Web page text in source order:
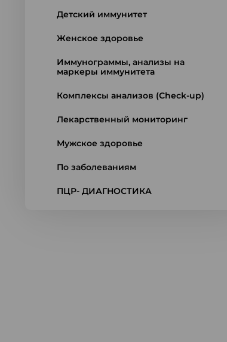
Детский иммунитет
Женское здоровье
Иммунограммы, анализы на
маркеры иммунитета
Комплексы анализов (Check-up)
Лекарственный мониторинг
Мужское здоровье
По заболеваниям
ПЦР- ДИАГНОСТИКА